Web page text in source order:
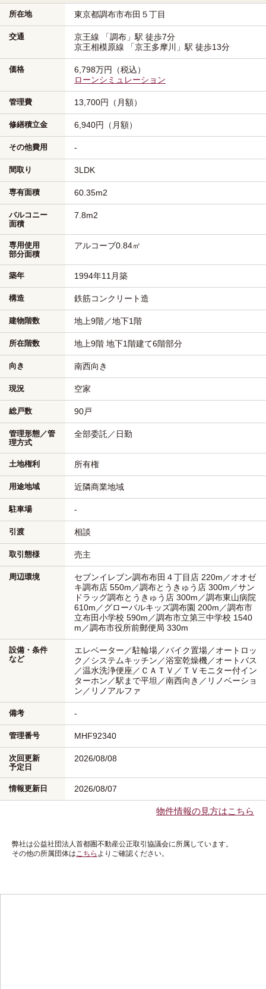
所在地 東京都調布市布田５丁目
交通 京王線 「調布」駅 徒歩7分
京王相模原線
「京王多摩川」駅 徒歩13分
価格
6,798万円（税込）
ローンシミュレーション
管理費 13,700円（月額）
修繕積立金 6,940円（月額）
その他費用 -
間取り 3LDK
専有面積 60.35m2
バルコニー
面積
7.8m2
専用使用
部分面積
アルコーブ0.84㎡
築年 1994年11月築
構造 鉄筋コンクリート造
建物階数 地上9階／地下1階
所在階数 地上9階 地下1階建て6階部分
向き 南西向き
現況 空家
総戸数 90戸
管理形態／管
理方式
全部委託／日勤
土地権利 所有権
用途地域 近隣商業地域
駐車場 -
引渡 相談
取引態様 売主
周辺環境
セブンイレブン調布布田４丁目店 220m／オオゼ
キ調布店 550m／調布とうきゅう店 300m／サン
ドラッグ調布とうきゅう店 300m／調布東山病院
610m／グローバルキッズ調布園 200m／調布市
立布田小学校 590m／調布市立第三中学校 1540
m／調布市役所前郵便局 330m
設備・条件
など
エレベーター／駐輪場／バイク置場／オートロッ
ク／システムキッチン／浴室乾燥機／オートバス
／温水洗浄便座／ＣＡＴＶ／ＴＶモニター付イン
ターホン／駅まで平坦／南西向き／リノベーショ
ン／リノアルファ
備考 -
管理番号 MHF92340
次回更新
予定日
2026/08/08
情報更新日 2026/08/07
物件情報の見方はこちら
弊社は公益社団法人首都圏不動産公正取引協議会に所属しています。
その他の所属団体はこちら よりご確認ください。